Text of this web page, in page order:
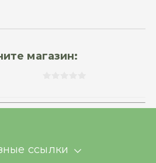
магазин:
ссылки